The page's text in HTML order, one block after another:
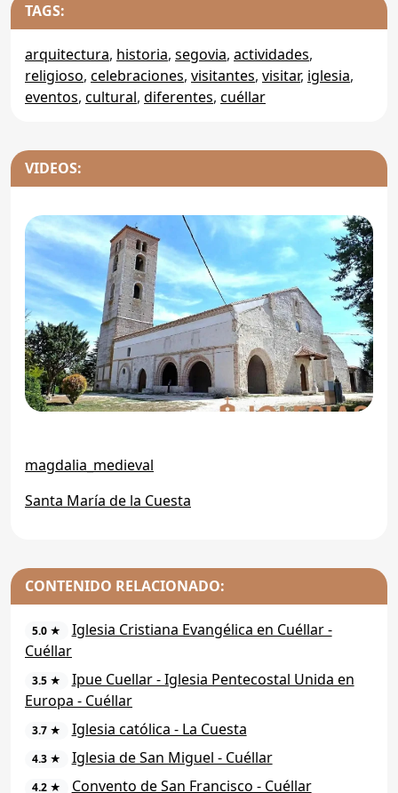
TAGS:
arquitectura, historia, segovia, actividades,
religioso, celebraciones, visitantes, visitar, iglesia,
eventos, cultural, diferentes, cuéllar
VIDEOS:
magdalia_medieval
Santa María de la Cuesta
CONTENIDO RELACIONADO:
5.0 ★
Iglesia Cristiana Evangélica en Cuéllar -
Cuéllar
3.5 ★
Ipue Cuellar - Iglesia Pentecostal Unida en
Europa - Cuéllar
3.7 ★ Iglesia católica - La Cuesta
4.3 ★ Iglesia de San Miguel - Cuéllar
4.2 ★ Convento de San Francisco - Cuéllar